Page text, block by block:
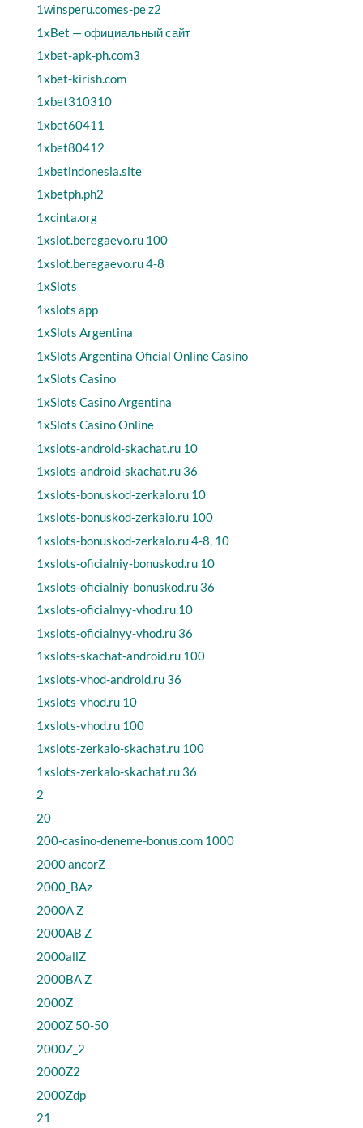
1winsperu.comes-pe z2
1xBet — официальный сайт
1xbet-apk-ph.com3
1xbet-kirish.com
1xbet310310
1xbet60411
1xbet80412
1xbetindonesia.site
1xbetph.ph2
1xcinta.org
1xslot.beregaevo.ru 100
1xslot.beregaevo.ru 4-8
1xSlots
1xslots app
1xSlots Argentina
1xSlots Argentina Oficial Online Casino
1xSlots Casino
1xSlots Casino Argentina
1xSlots Casino Online
1xslots-android-skachat.ru 10
1xslots-android-skachat.ru 36
1xslots-bonuskod-zerkalo.ru 10
1xslots-bonuskod-zerkalo.ru 100
1xslots-bonuskod-zerkalo.ru 4-8, 10
1xslots-oficialniy-bonuskod.ru 10
1xslots-oficialniy-bonuskod.ru 36
1xslots-oficialnyy-vhod.ru 10
1xslots-oficialnyy-vhod.ru 36
1xslots-skachat-android.ru 100
1xslots-vhod-android.ru 36
1xslots-vhod.ru 10
1xslots-vhod.ru 100
1xslots-zerkalo-skachat.ru 100
1xslots-zerkalo-skachat.ru 36
2
20
200-casino-deneme-bonus.com 1000
2000 ancorZ
2000_BAz
2000A Z
2000AB Z
2000allZ
2000BA Z
2000Z
2000Z 50-50
2000Z_2
2000Z2
2000Zdp
21